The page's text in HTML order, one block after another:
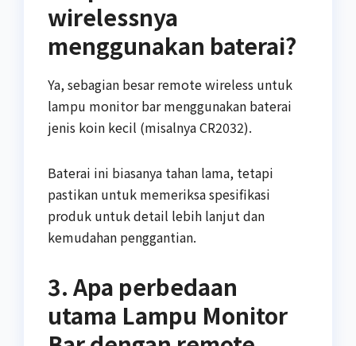
wirelessnya
menggunakan baterai?
Ya, sebagian besar remote wireless untuk
lampu monitor bar menggunakan baterai
jenis koin kecil (misalnya CR2032).
Baterai ini biasanya tahan lama, tetapi
pastikan untuk memeriksa spesifikasi
produk untuk detail lebih lanjut dan
kemudahan penggantian.
3. Apa perbedaan
utama Lampu Monitor